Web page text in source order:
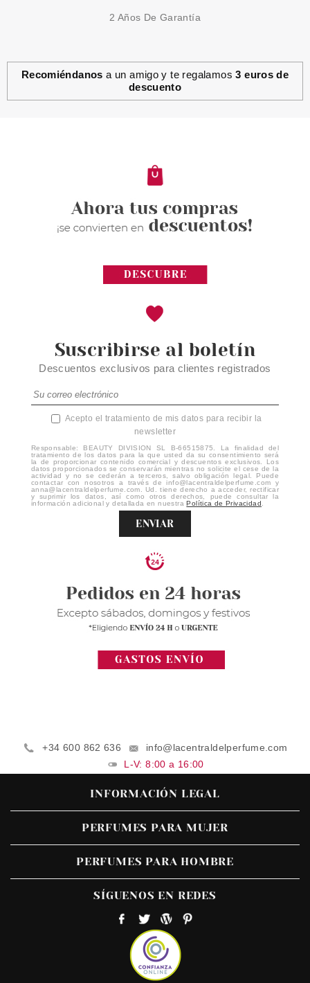
2 Años De Garantía
Recomiéndanos a un amigo y te regalamos3 euros de
descuento
Suscribirse al boletín
Descuentos exclusivos para clientes registrados
Acepto el tratamiento de mis datos para recibir la
newsletter
Responsable: BEAUTY DIVISION SL B-66515875. La finalidad del
tratamiento de los datos para la que usted da su consentimiento será
la de proporcionar contenido comercial y descuentos exclusivos. Los
datos proporcionados se conservarán mientras no solicite el cese de la
actividad y no se cederán a terceros, salvo obligación legal. Puede
contactar con nosotros a través de info@lacentraldelperfume.com y
anna@lacentraldelperfume.com. Ud. tiene derecho a acceder, rectificar
y suprimir los datos, así como otros derechos, puede consultar la
información adicional y detallada en nuestraPolítica de Privacidad
ENVIAR
+34 600 862 636
info@lacentraldelperfume.com
L-V: 8:00 a 16:00
INFORMACIÓN LEGAL
PERFUMES PARA MUJER
PERFUMES PARA HOMBRE
SÍGUENOS EN REDES